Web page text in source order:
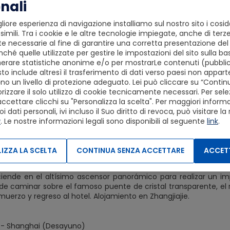
- Guilin (Desayuno, Almuerzo)
Por El Río Lijiang. Almuerzo A Lunch Box. Tiempo Libre
(Desayuno)
a la estacion de tren. Tren de velocidad alta Guilin
ingles. Zhangjiajie, conocido como el “parque de Avatar”,
de formaciones de arenisca y cuarcita únicas
de China. Sus paisajes oníricos, valles profundos,
verdaderamente inolvidable. Traslado al hotel. Alojamiento
Almuerzo)
y visitar al increíble Parque Nacional Yuang Jia Jie. Un
por completo en la encantadora atmósfera,
de piedra que inspiraron los paisajes de la premiada saga.
en el altísimo ascensor panorámico para realizar un
caminar sobre el famoso puente de cristal transparente,
y regreso al hotel. Alojamiento en Zhangjiajie.
Shanghai (Desayuno)
esperienza di navigazione installiamo sul nostro sito i
Tra i cookie e le altre tecnologie impiegate, anche di
necessarie al fine di garantire una corretta presentazione del
quelle utilizzate per gestire le impostazioni del sito sulla
statistiche anonime e/o per mostrarLe contenuti
include altresì il trasferimento di dati verso paesi non
un livello di protezione adeguato. Lei può cliccare su
il solo utilizzo di cookie tecnicamente necessari. Per
clicchi su "Personalizza la scelta". Per maggiori
dati personali, ivi incluso il Suo diritto di revoca, può visitare la
. Le nostre informazioni legali sono disponibili al seguente link.
CONTINUA SENZA ACCETTARE
LA SCELTA